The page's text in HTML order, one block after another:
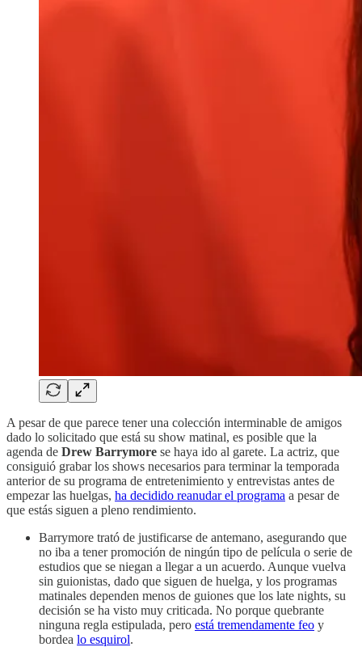
A pesar de que parece tener una colección interminable de amigos
dado lo solicitado que está su show matinal, es posible que la
agenda de Drew Barrymore se haya ido al garete. La actriz, que
consiguió grabar los shows necesarios para terminar la temporada
anterior de su programa de entretenimiento y entrevistas antes de
empezar las huelgas, ha decidido reanudar el programa a pesar de
que estás siguen a pleno rendimiento.
Barrymore trató de justificarse de antemano, asegurando que
no iba a tener promoción de ningún tipo de película o serie de
estudios que se niegan a llegar a un acuerdo. Aunque vuelva
sin guionistas, dado que siguen de huelga, y los programas
matinales dependen menos de guiones que los late nights, su
decisión se ha visto muy criticada. No porque quebrante
ninguna regla estipulada, pero está tremendamente feo y
bordea lo esquirol.